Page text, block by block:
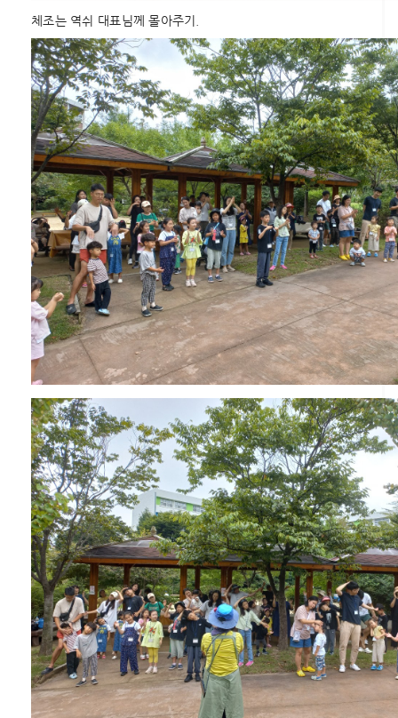
체조는 역쉬 대표님께 몰아주기.